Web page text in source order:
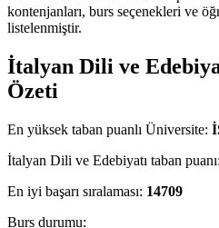
kontenjanları, burs seçenekleri ve
listelenmiştir.
İtalyan Dili ve
Özeti
En yüksek taban puanlı Üniversite:
İtalyan Dili ve Edebiyatı taban puanı:
En iyi başarı sıralaması: 14709
Burs durumu: